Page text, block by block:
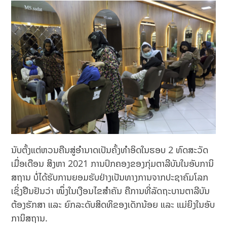
ນັບຕັ້ງແຕ່ຫວນຄືນສູ່ອຳນາດເປັນຄັ້ງທຳອິດໃນຮອບ 2 ທົດສະວັດ
ເມື່ອເດືອນ ສິງຫາ 2021 ການປົກຄອງຂອງກຸ່ມຕາລີບັນໃນອັບການິ
ສຖານ ບໍ່ໄດ້ຮັບການຍອມຮັບຢ່າງເປັນທາງການຈາກປະຊາຄົມໂລກ
ເຊິ່ງຢືນຢັນວ່າ ໜຶ່ງໃນເງືອນໄຂສຳຄັນ ຄືການທີ່ລັດຖະບານຕາລີບັນ
ຕ້ອງຮັກສາ ແລະ ຍົກລະດັບສິດທິຂອງເດັກນ້ອຍ ແລະ ແມ່ຍິງໃນອັບ
ການິສຖານ.